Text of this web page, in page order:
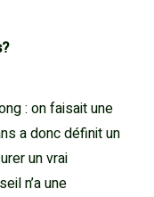
: on faisait une
a donc définit un
un vrai
n’a une